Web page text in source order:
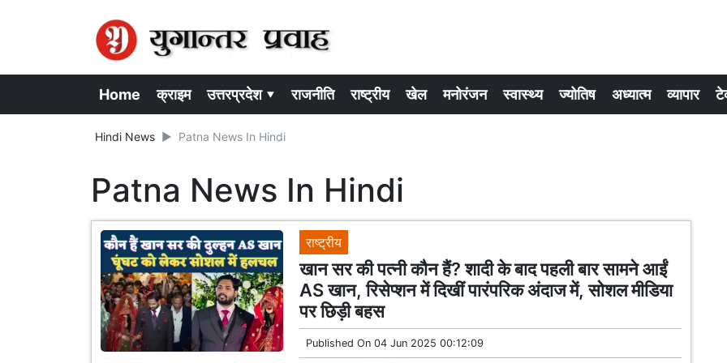
Home क्राइम उत्तरप्रदेश ▾ राजनीति राष्ट्रीय खेल मनोरंजन स्वास्थ्य ज्योतिष अध्यात्म व्यापार
Hindi News Patna News In Hindi
Patna News In Hindi
राष्ट्रीय
खान सर की पत्नी कौन हैं? शादी के बाद पहली बार सामने आईं
AS खान, रिसेप्शन में दिखीं पारंपरिक अंदाज में, सोशल मीडिया
पर छिड़ी बहस
Published On 04 Jun 2025 00:12:09